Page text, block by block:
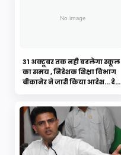
31 अक्टूबर तक नही बदलेगा स्कूल
का समय , निदेशक शिक्षा विभाग
बीकानेर ने जारी किया आदेश... देखे